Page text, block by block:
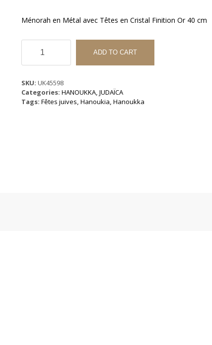
Ménorah en Métal avec Têtes en Cristal Finition Or 40 cm
Ménorah
Métal
Têtes
en
Cristal
ADD TO CART
SKU: UK45598
Categories: HANOUKKA, JUDAÏCA
Tags: Fêtes juives, Hanoukia, Hanoukka